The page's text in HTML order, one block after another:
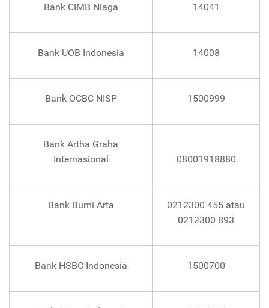
Bank CIMB Niaga 14041
Bank UOB Indonesia 14008
Bank OCBC NISP 1500999
Bank Artha Graha
Internasional
08001918880
Bank Bumi Arta
0212300 455 atau
0212300 893
Bank HSBC Indonesia 1500700